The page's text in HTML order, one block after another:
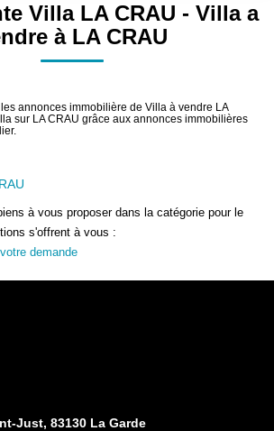
NOTRE AGENCE
Budget max
Villa LA CRAU - Villa a
à LA CRAU
annonces immobilière de Villa à vendre LA
sur LA CRAU grâce aux annonces immobilières
à vous proposer dans la catégorie pour le
s'offrent à vous :
demande
Just, 83130 La Garde